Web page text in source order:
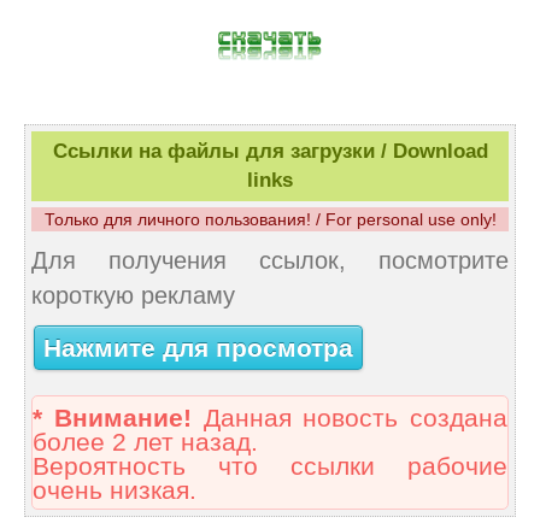
Ссылки на файлы для загрузки / Download
links
Только для личного пользования! / For personal use only!
Для получения ссылок, посмотрите
короткую рекламу
Нажмите для просмотра
* Внимание! Данная новость создана
более 2 лет назад.
Вероятность что ссылки рабочие
очень низкая.